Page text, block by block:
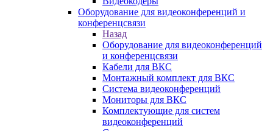
Оборудование для видеоконференций и
конференцсвязи
Назад
Оборудование для видеоконференций
и конференцсвязи
Кабели для ВКС
Монтажный комплект для ВКС
Система видеоконференций
Мониторы для ВКС
Комплектующие для систем
видеоконференций